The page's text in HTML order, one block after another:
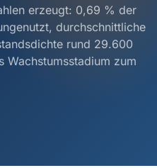
erzeugt: 0,69 % der
durchschnittliche
rund 29.600
Wachstumsstadium zum